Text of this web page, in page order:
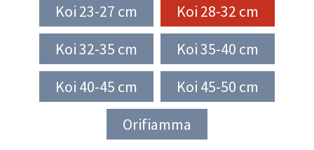
Koi 23-27 cm
Koi 28-32 cm
Koi 32-35 cm
Koi 35-40 cm
Koi 40-45 cm
Koi 45-50 cm
Orifiamma